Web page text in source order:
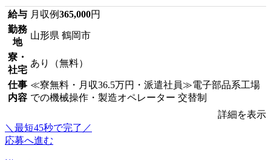
給与 月収例365,000円
勤務
地
山形県 鶴岡市
寮・
社宅
あり（無料）
仕事
内容
≪寮無料・月収36.5万円・派遣社員≫電子部品系工場
での機械操作・製造オペレーター 交替制
詳細を表示
＼最短45秒で完了／
応募へ進む